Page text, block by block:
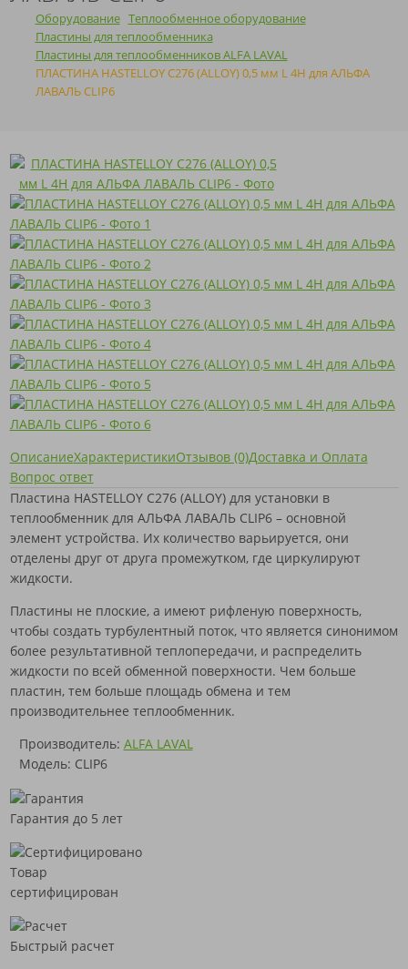
Оборудование Теплообменное оборудование
Пластины для теплообменника
Пластины для теплообменников ALFA LAVAL
ПЛАСТИНА HASTELLOY C276 (ALLOY) 0,5 мм L 4H для АЛЬФА
ЛАВАЛЬ CLIP6
ОписаниеХарактеристикиОтзывов (0)Доставка и Оплата
Вопрос ответ
Пластина HASTELLOY C276 (ALLOY) для установки в
теплообменник для АЛЬФА ЛАВАЛЬ CLIP6 – основной
элемент устройства. Их количество варьируется, они
отделены друг от друга промежутком, где циркулируют
жидкости.
Пластины не плоские, а имеют рифленую поверхность,
чтобы создать турбулентный поток, что является синонимом
более результативной теплопередачи, и распределить
жидкости по всей обменной поверхности. Чем больше
пластин, тем больше площадь обмена и тем
производительнее теплообменник.
Производитель: ALFA LAVAL
Модель: CLIP6
Гарантия до 5 лет
Товар
сертифицирован
Быстрый расчет